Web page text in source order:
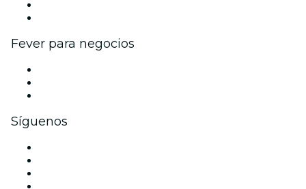
Fever para negocios
Síguenos